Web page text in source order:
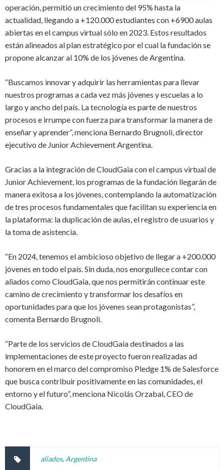
operación, permitió un crecimiento del 95% hasta la
actualidad, llegando a +120.000 estudiantes con +6900 aulas
abiertas en el campus virtual sólo en 2023. Estos resultados
están alineados al plan estratégico por el cual la fundación se
propone alcanzar al 10% de los jóvenes de Argentina.
“Buscamos innovar y adquirir las herramientas para llevar
nuestros programas a cada vez más jóvenes y escuelas a lo
largo y ancho del país. La tecnología es parte de nuestros
procesos e irrumpe con fuerza para transformar la manera de
enseñar y aprender”,menciona Bernardo Brugnoli, director
ejecutivo de Junior Achievement Argentina.
Gracias a la integración de CloudGaia con el campus virtual de
Junior Achievement, los programas de la fundación llegarán de
manera exitosa a los jóvenes, contemplando la automatización
de tres procesos fundamentales que facilitan su experienciaen
la plataforma: la duplicación de aulas, el registro de usuarios y
la toma de asistencia.
“En 2024, tenemos el ambicioso objetivo de llegar a +200.000
jóvenes en todo el país. Sin duda, nos enorgullece contar con
aliados como CloudGaia, que nos permitirán continuar este
camino de crecimiento y transformar los desafíos en
oportunidades para que los jóvenes sean protagonistas”,
comenta Bernardo Brugnoli.
“Parte de los servicios de CloudGaia destinados a las
implementaciones de este proyecto fueron realizadas ad
honorem en el marco del compromiso Pledge 1% de Salesforce
que busca contribuir positivamente en las comunidades, el
entorno y el futuro”, menciona Nicolás Orzabal, CEO de
CloudGaia.
aliados, Argentina